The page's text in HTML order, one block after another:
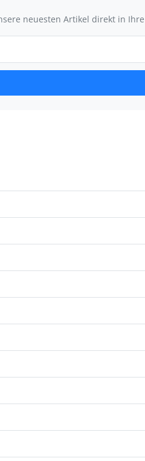
neuesten Artikel direkt in